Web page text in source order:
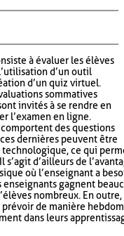
à évaluer les élèves
d’un outil
d’un quiz virtuel.
sommatives
invités à se rendre en
l’examen en ligne.
des questions
dernières peuvent être
ce qui
s’agit d’ailleurs de
où l’enseignant a
gagnent
nombreux. En
de manière
dans leurs